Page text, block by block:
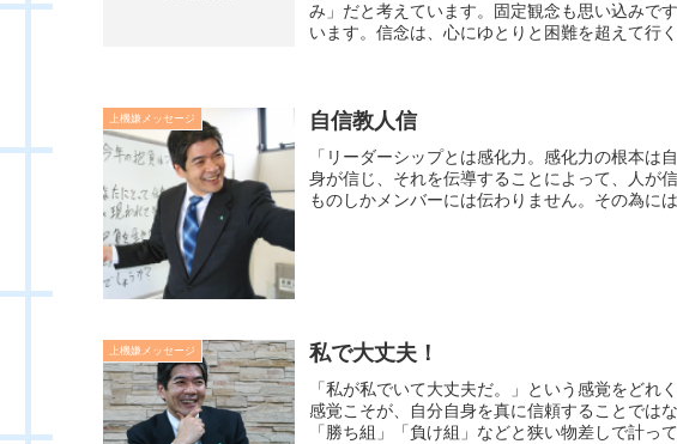
み」だと考えています。固定観念も思い込みで
います。信念は、心にゆとりと困難を超えて行
上機嫌メッセージ 自信教人信
「リーダーシップとは感化力。感化力の根本は
身が信じ、それを伝導することによって、人が
ものしかメンバーには伝わりません。その為に
上機嫌メッセージ 私で大丈夫！
「私が私でいて大丈夫だ。」という感覚をど
感覚こそが、自分自身を真に信頼することでは
「勝ち組」「負け組」などと狭い物差しで計っ